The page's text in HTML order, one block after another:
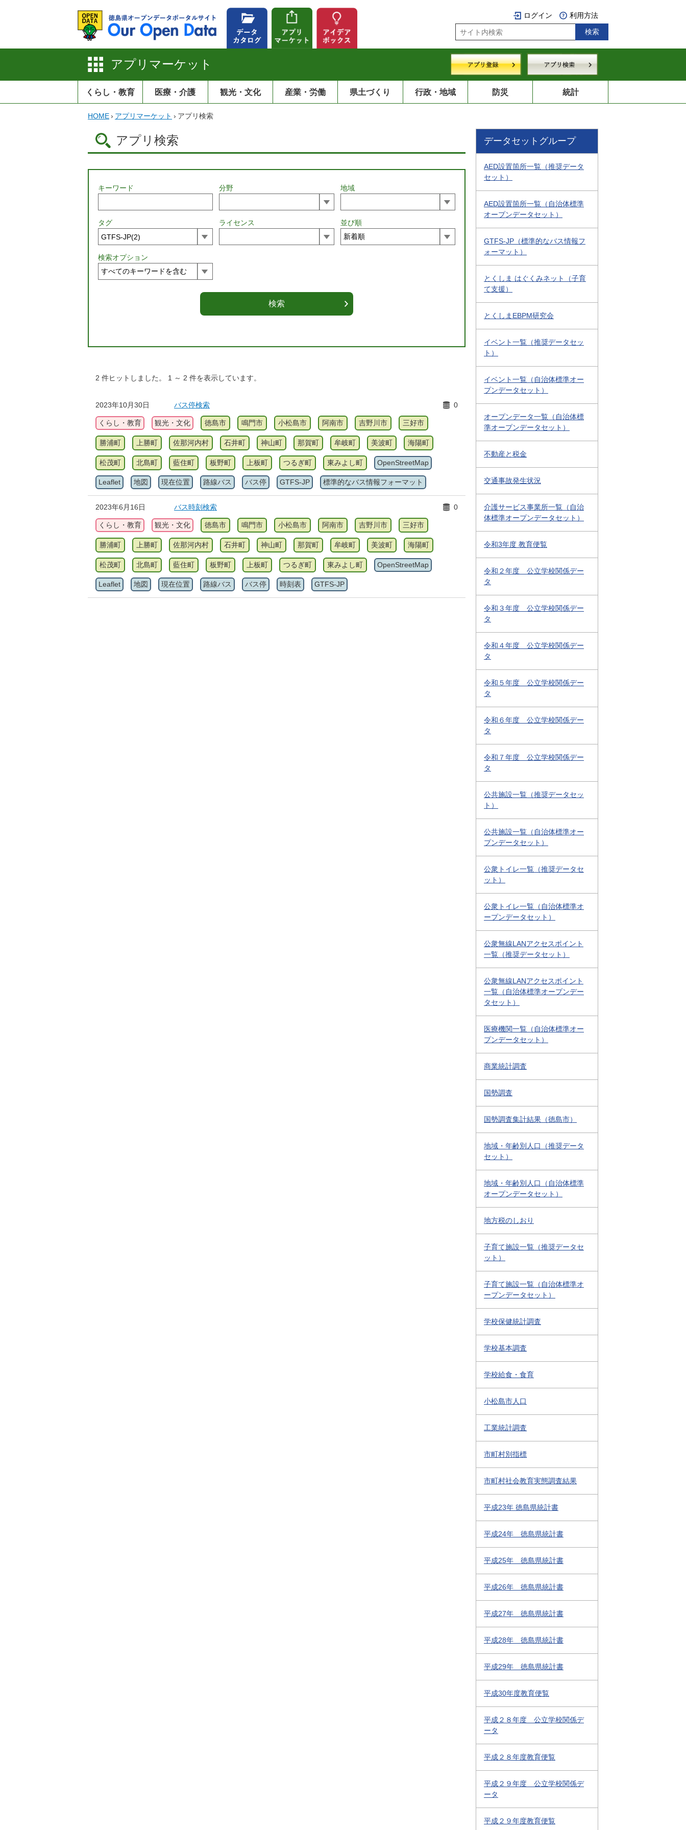
ログイン 利用方法
アプリマーケット
くらし・教育 医療・介護 観光・文化 産業・労働 県土づくり 行政・地域 防災 統計
HOME› アプリマーケット › アプリ検索
アプリ検索
キーワード 分野 地域
タグ ライセンス 並び順
検索オプション
2 件ヒットしました。 1 ～ 2 件を表示しています。
2023年10月30日 バス停検索 0
くらし・教育 観光・文化 徳島市 鳴門市 小松島市 阿南市 吉野川市 三好市
勝浦町 上勝町 佐那河内村 石井町 神山町 那賀町 牟岐町 美波町 海陽町
松茂町 北島町 藍住町 板野町 上板町 つるぎ町 東みよし町 OpenStreetMap
Leaflet 地図 現在位置 路線バス バス停 GTFS-JP 標準的なバス情報フォーマット
2023年6月16日 バス時刻検索 0
くらし・教育 観光・文化 徳島市 鳴門市 小松島市 阿南市 吉野川市 三好市
勝浦町 上勝町 佐那河内村 石井町 神山町 那賀町 牟岐町 美波町 海陽町
松茂町 北島町 藍住町 板野町 上板町 つるぎ町 東みよし町 OpenStreetMap
Leaflet 地図 現在位置 路線バス バス停 時刻表 GTFS-JP
データセットグループ
AED設置箇所一覧（推奨データ
セット）
AED設置箇所一覧（自治体標準
オープンデータセット）
GTFS-JP（標準的なバス情報フ
ォーマット）
とくしま はぐくみネット（子育
て支援）
とくしまEBPM研究会
イベント一覧（推奨データセッ
ト）
イベント一覧（自治体標準オー
プンデータセット）
オープンデータ一覧（自治体標
準オープンデータセット）
不動産と税金
交通事故発生状況
介護サービス事業所一覧（自治
体標準オープンデータセット）
令和3年度 教育便覧
令和２年度 公立学校関係デー
タ
令和３年度 公立学校関係デー
タ
令和４年度 公立学校関係デー
タ
令和５年度 公立学校関係デー
タ
令和６年度 公立学校関係デー
タ
令和７年度 公立学校関係デー
タ
公共施設一覧（推奨データセッ
ト）
公共施設一覧（自治体標準オー
プンデータセット）
公衆トイレ一覧（推奨データセ
ット）
公衆トイレ一覧（自治体標準オ
ープンデータセット）
公衆無線LANアクセスポイント
一覧（推奨データセット）
公衆無線LANアクセスポイント
一覧（自治体標準オープンデー
タセット）
医療機関一覧（自治体標準オー
プンデータセット）
商業統計調査
国勢調査
国勢調査集計結果（徳島市）
地域・年齢別人口（推奨データ
セット）
地域・年齢別人口（自治体標準
オープンデータセット）
地方税のしおり
子育て施設一覧（推奨データセ
ット）
子育て施設一覧（自治体標準オ
ープンデータセット）
学校保健統計調査
学校基本調査
学校給食・食育
小松島市人口
工業統計調査
市町村別指標
市町村社会教育実態調査結果
平成23年 徳島県統計書
平成24年 徳島県統計書
平成25年 徳島県統計書
平成26年 徳島県統計書
平成27年 徳島県統計書
平成28年 徳島県統計書
平成29年 徳島県統計書
平成30年度教育便覧
平成２８年度 公立学校関係デ
ータ
平成２８年度教育便覧
平成２９年度 公立学校関係デ
ータ
平成２９年度教育便覧